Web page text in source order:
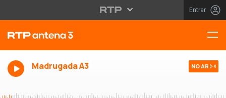
Entrar
Madrugada A3 NO AR